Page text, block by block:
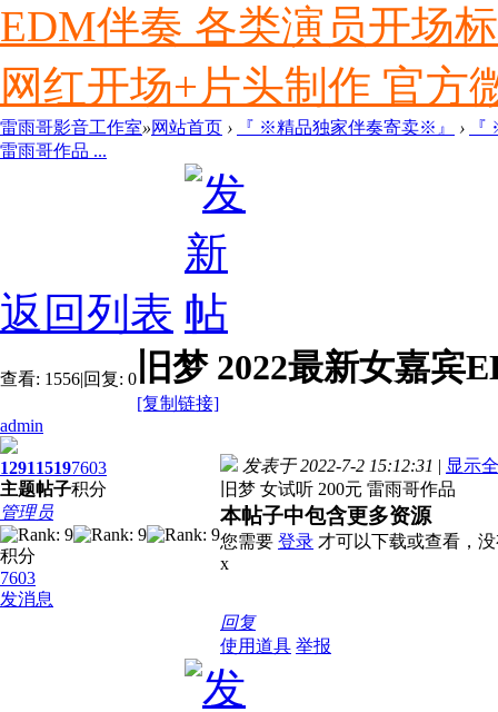
EDM伴奏 各类演员开场
网红开场+片头制作 官方
雷雨哥影音工作室»网站首页 › 『 ※精品独家伴奏寄卖※』 ›
雷雨哥作品 ...
返回列表
查看: 1556|回复: 0 旧梦 2022最新女嘉宾
[复制链接]
admin
1291
主题
1519
帖子
7603
积分
管理员
积分
7603
发消息
发表于 2022-7-2 15:12:31 | 显示
旧梦 女试听 200元 雷雨哥作品
本帖子中包含更多资源
您需要 登录 才可以下载或查看，
x
回复
使用道具 举报